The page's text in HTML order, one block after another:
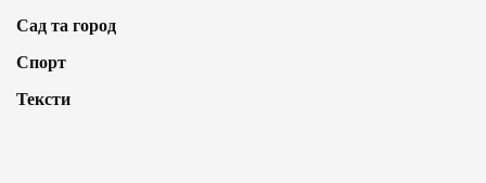
Сад та город
Спорт
Тексти